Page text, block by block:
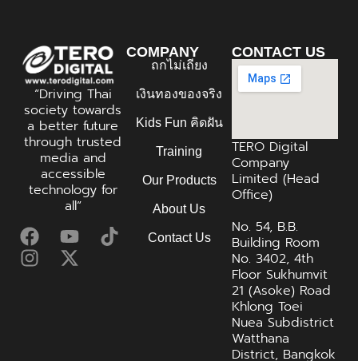
“Driving Thai
society towards
a better future
through trusted
media and
accessible
technology for
all”
COMPANY
ถกไม่เถียง
เงินทองของจริง
Kids Fun คิดฝัน
Training
Our Products
About Us
Contact Us
CONTACT US
TERO Digital
Company
Limited (Head
Office)
No. 54, B.B.
Building Room
No. 3402, 4th
Floor Sukhumvit
21 (Asoke) Road
Khlong Toei
Nuea Subdistrict
Watthana
District, Bangkok